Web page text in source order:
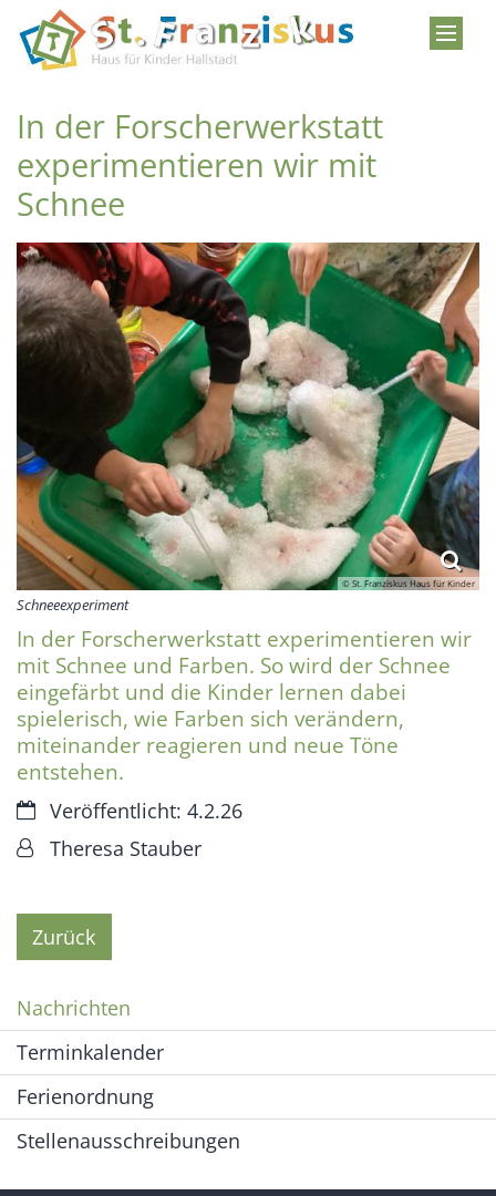
Zum Inhalt springen
In der Forscherwerkstatt
experimentieren wir mit
Schnee
© St. Franziskus Haus für Kinder
Schneeexperiment
In der Forscherwerkstatt experimentieren wir
mit Schnee und Farben. So wird der Schnee
eingefärbt und die Kinder lernen dabei
spielerisch, wie Farben sich verändern,
miteinander reagieren und neue Töne
entstehen.
Datum:Veröffentlicht: 4.2.26
Von:Theresa Stauber
Zurück
Nachrichten
Terminkalender
Ferienordnung
Stellenausschreibungen